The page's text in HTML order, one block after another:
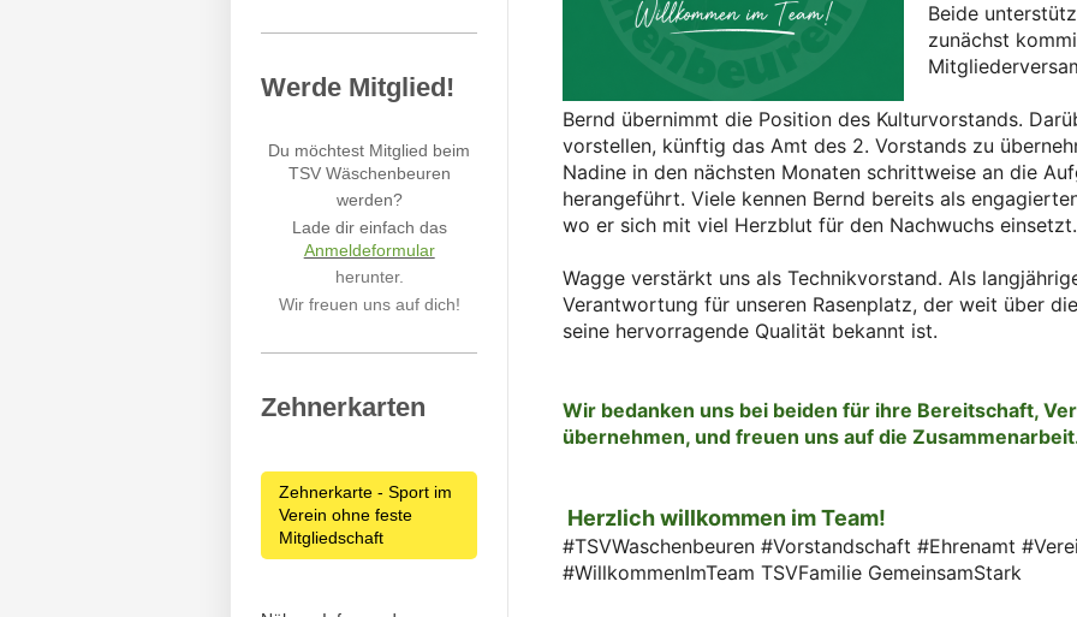
Beide
zunächst
Bernd übernimmt die Position des Kulturvorstands.
vorstellen, künftig das Amt des 2. Vorstands zu
Nadine in den nächsten Monaten schrittweise an die
herangeführt. Viele kennen Bernd bereits als
wo er sich mit viel Herzblut für den Nachwuchs einsetzt.
Wagge verstärkt uns als Technikvorstand. Als
Verantwortung für unseren Rasenplatz, der weit über
seine hervorragende Qualität bekannt ist.
Wir bedanken uns bei beiden für ihre Bereitschaft,
übernehmen, und freuen uns auf die
Herzlich willkommen im Team!
#TSVWaschenbeuren #Vorstandschaft #Ehrenamt
#WillkommenImTeam TSVFamilie GemeinsamStark
Werde Mitglied!
Du möchtest Mitglied beim
TSV Wäschenbeuren
werden?
Lade dir einfach das
Anmeldeformular
herunter.
Wir freuen uns auf dich!
Zehnerkarten
Zehnerkarte - Sport im
Verein ohne feste
Mitgliedschaft